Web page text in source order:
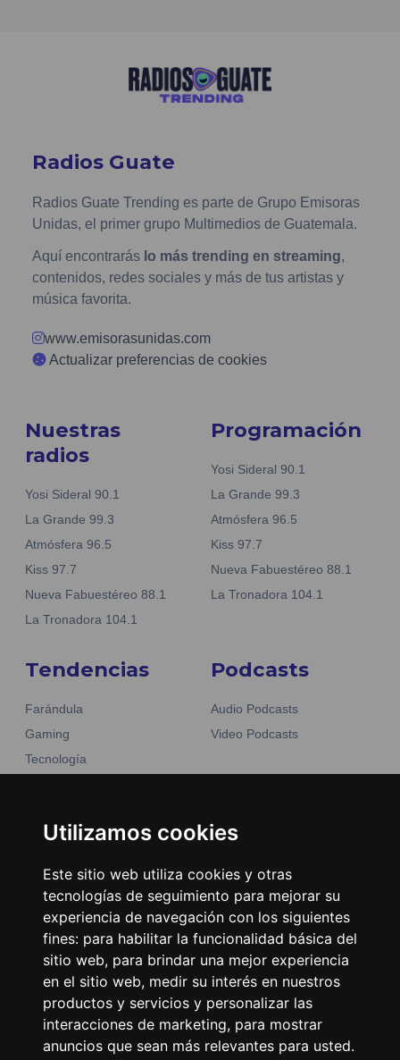
Utilizamos cookies
Este sitio web utiliza cookies y otras
tecnologías de seguimiento para mejorar su
experiencia de navegación con los siguientes
fines: para habilitar la funcionalidad básica del
sitio web, para brindar una mejor experiencia
en el sitio web, medir su interés en nuestros
productos y servicios y personalizar las
interacciones de marketing, para mostrar
anuncios que sean más relevantes para usted.
Radios Guate
Radios Guate Trending es parte de Grupo Emisoras
Unidas, el primer grupo Multimedios de Guatemala.
Aquí encontrarás lo más trending en streaming,
contenidos, redes sociales y más de tus artistas y
música favorita.
www.emisorasunidas.com
Actualizar preferencias de cookies
Nuestras
radios
Yosi Sideral 90.1
La Grande 99.3
Atmósfera 96.5
Kiss 97.7
Nueva Fabuestéreo 88.1
La Tronadora 104.1
Programación
Yosi Sideral 90.1
La Grande 99.3
Atmósfera 96.5
Kiss 97.7
Nueva Fabuestéreo 88.1
La Tronadora 104.1
Tendencias
Farándula
Gaming
Tecnología
Noticias
Podcasts
Audio Podcasts
Video Podcasts
Emisoras Unidas
Encuéntranos
Contacto
Términos y condiciones
Directorio